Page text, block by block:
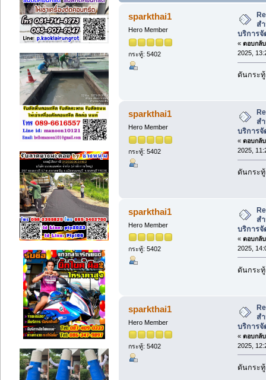
บริการจัดส่งทั่วประเทศ. (อ่าน 3158
sparkthai1
Hero Member
กระทู้: 5402
ส
บริการจั
« ตอบกลั
2025,
ดันกระทู้
sparkthai1
Hero Member
กระทู้: 5402
ส
บริการจั
« ตอบกลั
2025,
ดันกระทู้
sparkthai1
Hero Member
กระทู้: 5402
ส
บริการจั
« ตอบกลั
2025,
ดันกระทู้
sparkthai1
Hero Member
กระทู้: 5402
ส
บริการจั
« ตอบกลั
2025,
ดันกระทู้